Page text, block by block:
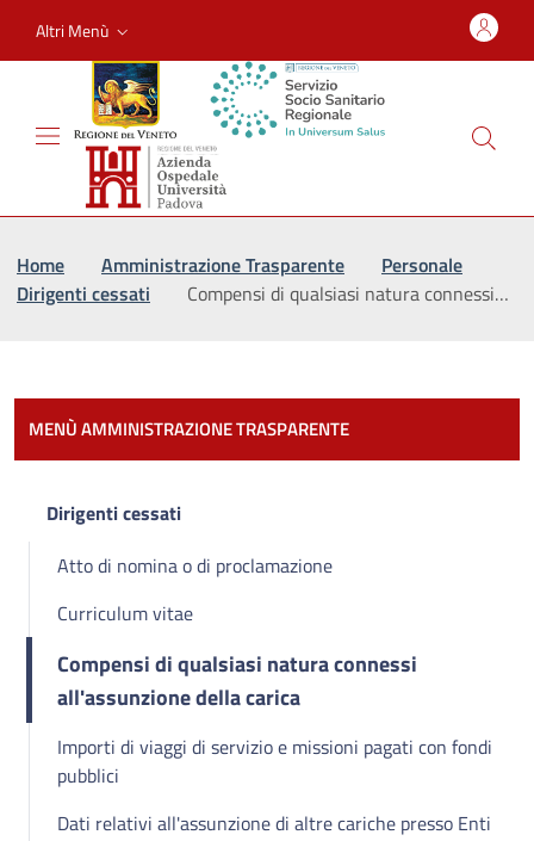
Altri Menù
Home Amministrazione Trasparente
Personale
Dirigenti cessati
Compensi di qualsiasi natura connessi…
MENÙ AMMINISTRAZIONE TRASPARENTE
Dirigenti cessati
Atto di nomina o di proclamazione
Curriculum vitae
Compensi di qualsiasi natura connessi
all'assunzione della carica
Importi di viaggi di servizio e missioni pagati con fondi
pubblici
Dati relativi all'assunzione di altre cariche presso Enti